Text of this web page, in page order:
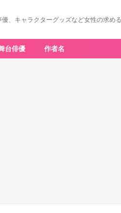
優、キャラクターグッズなど女性の求め
台俳優 作者名